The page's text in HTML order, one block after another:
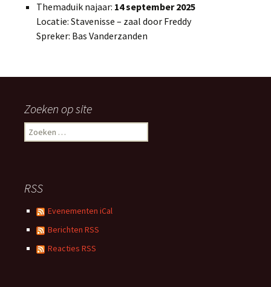
Themaduik najaar: 14 september 2025
Locatie: Stavenisse – zaal door Freddy
Spreker: Bas Vanderzanden
Zoeken op site
Zoeken
naar:
RSS
Evenementen iCal
Berichten RSS
Reacties RSS